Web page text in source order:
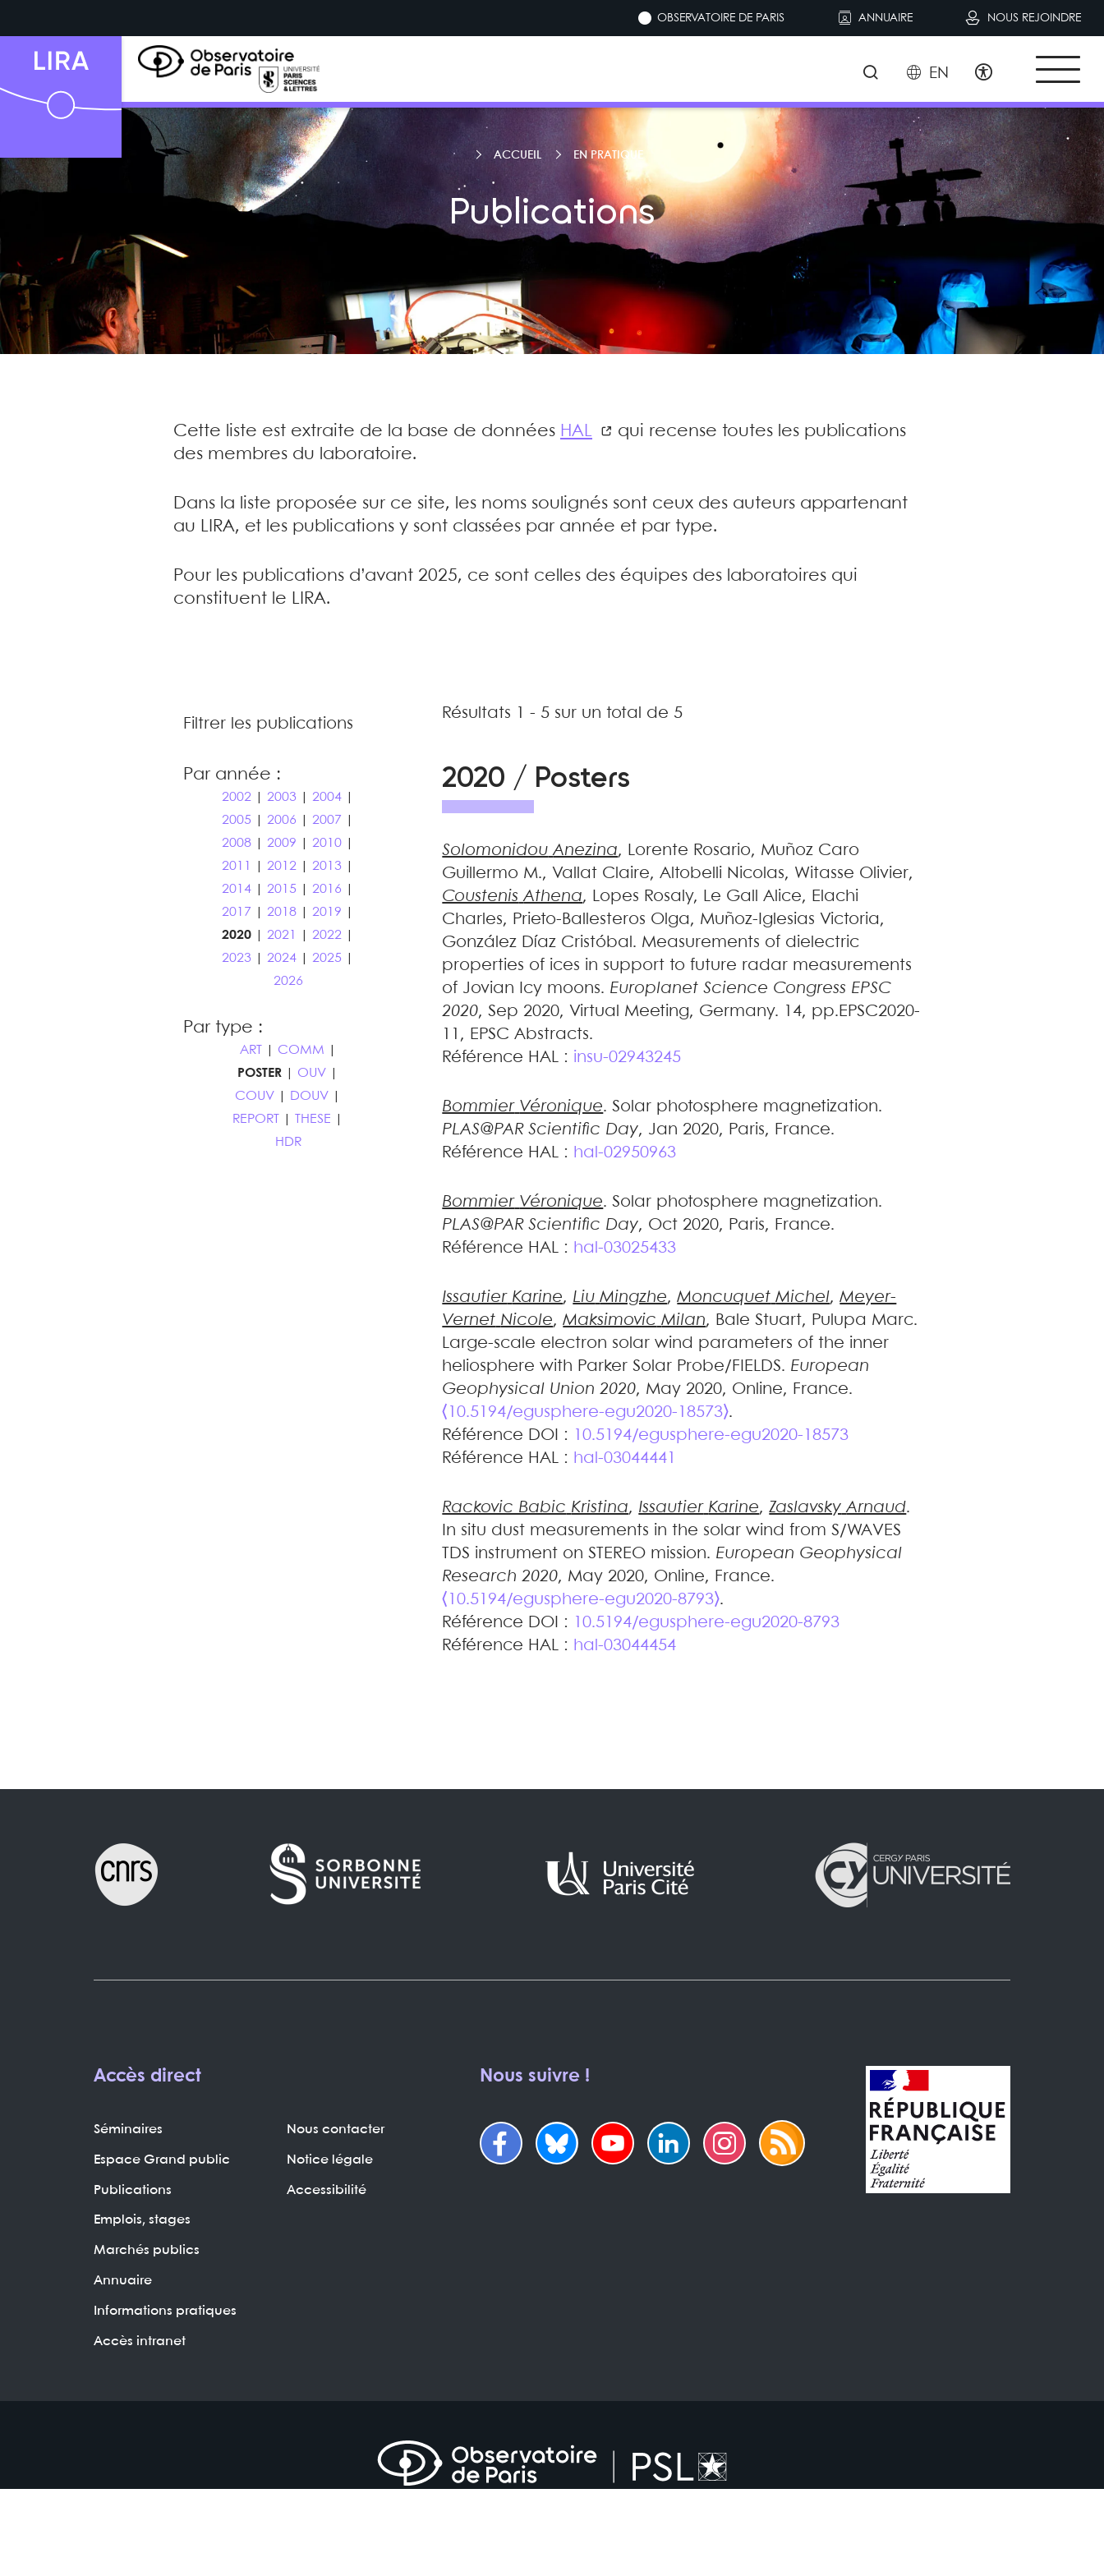
OBSERVATOIRE DE PARIS ANNUAIRE NOUS REJOINDRE
EN
ACCUEIL EN PRATIQUE
Publications
Cette liste est extraite de la base de données HAL
qui recense toutes les publications
des membres du laboratoire.
Dans la liste proposée sur ce site, les noms soulignés sont ceux des auteurs appartenant
au LIRA, et les publications y sont classées par année et par type.
Pour les publications d’avant 2025, ce sont celles des équipes des laboratoires qui
constituent le LIRA.
Filtrer les publications
Par année :
2002 |2003 |2004
2005 |2006 |2007
2008 |2009 |2010
2011
|2012 |2013
2014 |2015 |2016
2017 |2018 |2019
2020 |2021 |2022
2023 |2024 |2025
2026
Par type :
ART COMM
POSTER
OUV
COUV
DOUV
REPORT
THESE
HDR
Résultats 1 - 5 sur un total de 5
2020 / Posters
Solomonidou Anezina, Lorente Rosario, Muñoz Caro
Guillermo M., Vallat Claire,Altobelli Nicolas, Witasse Olivier,
Coustenis Athena, Lopes Rosaly, Le Gall Alice, Elachi
Charles, Prieto-Ballesteros Olga, Muñoz-Iglesias Victoria,
González Díaz Cristóbal . Measurements of dielectric
properties of ices in support to future radar measurements
of Jovian Icy moons. Europlanet Science Congress EPSC
2020, Sep 2020, Virtual Meeting, Germany. 14, pp.EPSC2020-
11, EPSC Abstracts.
Référence HAL : insu-02943245
Bommier Véronique.Solar photosphere magnetization.
PLAS@PAR Scientific Day, Jan 2020, Paris, France.
Référence HAL : hal-02950963
Bommier Véronique.Solar photosphere magnetization.
PLAS@PAR Scientific Day, Oct 2020, Paris, France.
Référence HAL : hal-03025433
Issautier Karine, Liu Mingzhe,Moncuquet Michel,Meyer-
Vernet Nicole,Maksimovic Milan, Bale Stuart, Pulupa Marc.
Large-scale electron solar wind parameters of the inner
heliosphere with Parker Solar Probe/FIELDS. European
Geophysical Union 2020, May 2020, Online, France.
⟨10.5194/egusphere-egu2020-18573⟩.
Référence DOI :
10.5194/egusphere-egu2020-18573
Référence HAL : hal-03044441
Rackovic Babic Kristina, Issautier Karine,Zaslavsky Arnaud.
In situ dust measurements in the solar wind from S/WAVES
TDS instrument on STEREO mission. European Geophysical
Research 2020, May 2020, Online, France.
⟨10.5194/egusphere-egu2020-8793⟩.
Référence DOI :
10.5194/egusphere-egu2020-8793
Référence HAL : hal-03044454
Accès direct
Séminaires
Espace Grand public
Publications
Emplois, stages
Marchés publics
Annuaire
Informations pratiques
Accès intranet
Nous contacter
Notice légale
Accessibilité
Nous suivre !